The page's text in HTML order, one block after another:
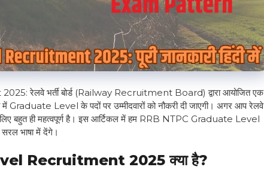
रेलवे भर्ती बोर्ड (Railway Recruitment Board) द्वारा आयोजित एक
में Graduate Level के पदों पर उम्मीदवारों को नौकरी दी जाएगी। अगर आप रेलवे
बहुत ही महत्वपूर्ण है। इस आर्टिकल में हम RRB NTPC Graduate Level
भाषा में देंगे।
Recruitment 2025 क्या है?